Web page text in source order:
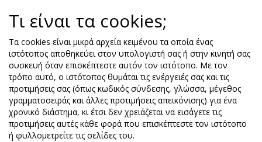
Τι είναι τα cookies;
Τα cookies είναι μικρά αρχεία κειμένου τα οποία ένας
ιστότοπος αποθηκεύει στον υπολογιστή σας ή στην κινητή σας
συσκευή όταν επισκέπτεστε αυτόν τον ιστότοπο. Με τον
τρόπο αυτό, ο ιστότοπος θυμάται τις ενέργειές σας και τις
προτιμήσεις σας (όπως κωδικός σύνδεσης, γλώσσα, μέγεθος
γραμματοσειράς και άλλες προτιμήσεις απεικόνισης) για ένα
χρονικό διάστημα, κι έτσι δεν χρειάζεται να εισάγετε τις
προτιμήσεις αυτές κάθε φορά που επισκέπτεστε τον ιστότοπο
ή φυλλομετρείτε τις σελίδες του.